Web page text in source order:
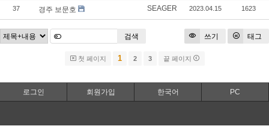
37 경주 보문호 SEAGER 2023.04.15 1623
쓰기 태그
검색
첫 페이지 1 2 3 끝 페이지
로그인 회원가입 한국어 PC